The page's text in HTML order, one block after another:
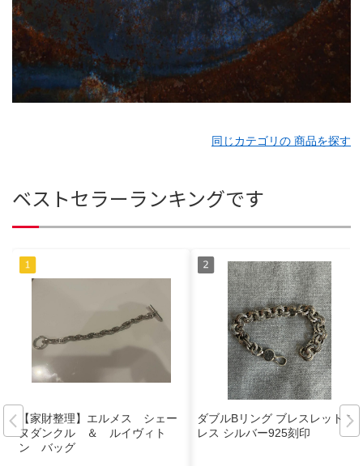
同じカテゴリの 商品を探す
ベストセラーランキングです
【家財整理】エルメス シェー
ヌダンクル ＆ ルイヴィト
ン バッグ
ダブルBリング ブレスレット ブ
レス シルバー925刻印